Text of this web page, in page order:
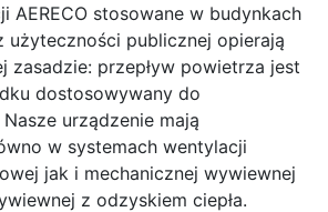
AERECO stosowane w budynkach
użyteczności publicznej opierają
zasadzie: przepływ powietrza jest
dostosowywany do
urządzenie mają
w systemach wentylacji
jak i mechanicznej wywiewnej
z odzyskiem ciepła.